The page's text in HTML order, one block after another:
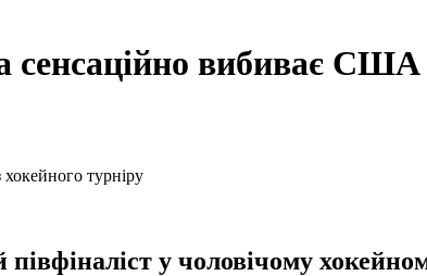
вибиває США
у чоловічому